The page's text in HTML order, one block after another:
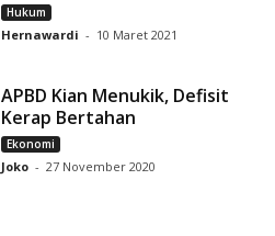
Hukum
Hernawardi - 10 Maret 2021
APBD Kian Menukik, Defisit
Kerap Bertahan
Ekonomi
Joko - 27 November 2020